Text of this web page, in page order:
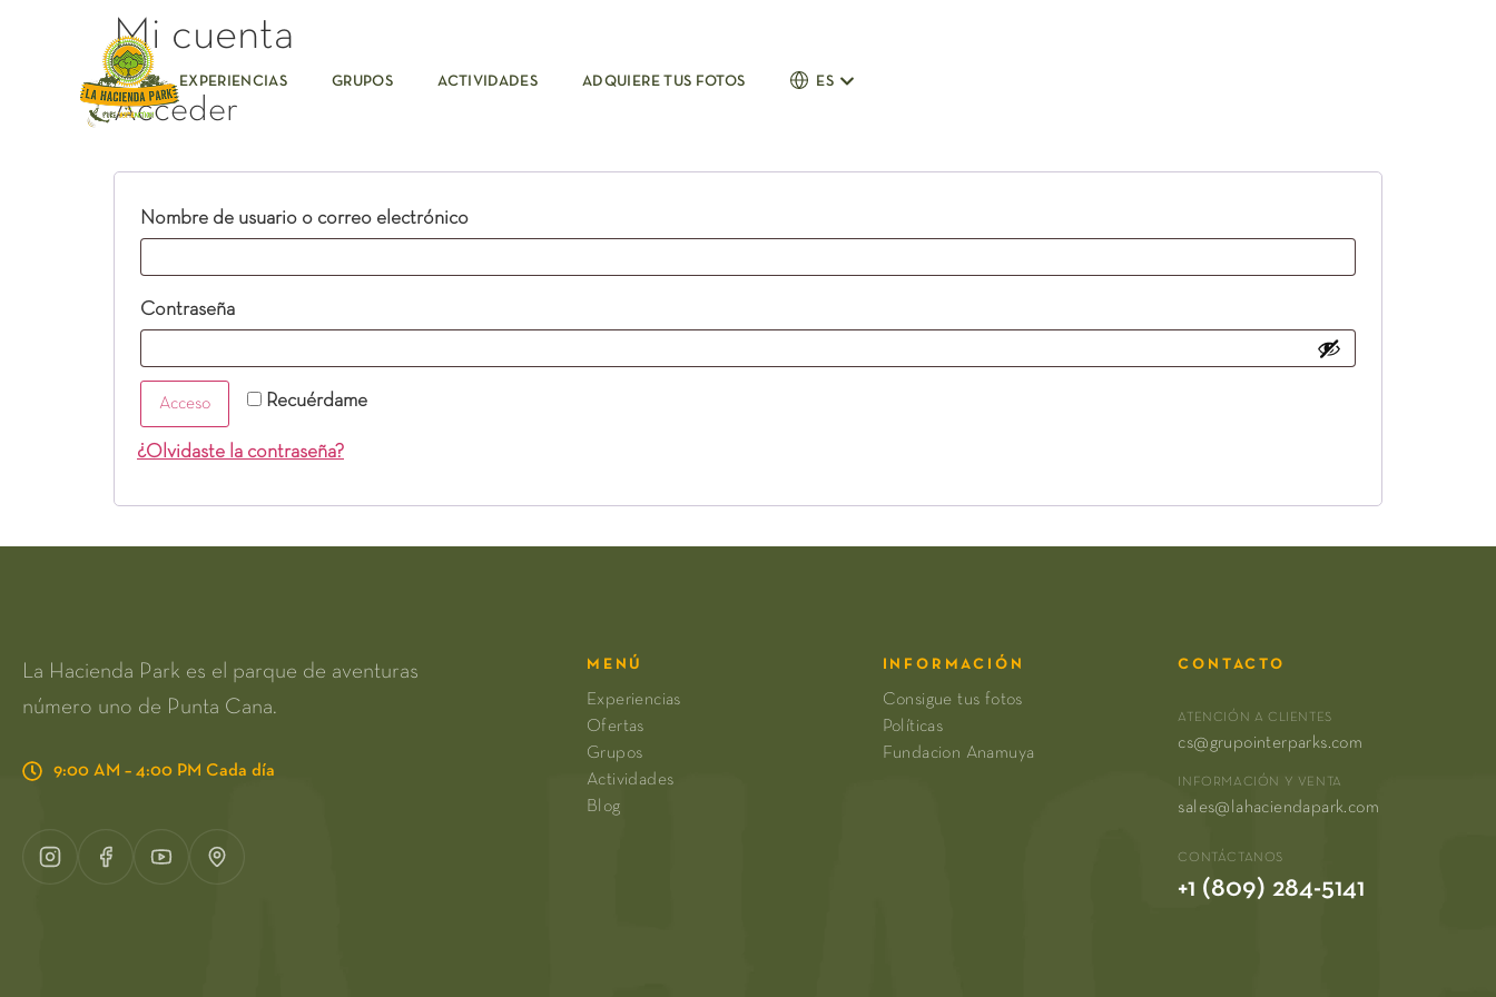
EXPERIENCIAS GRUPOS ACTIVIDADES ADQUIERE TUS FOTOS ES
Mi cuenta
Acceder
Nombre de usuario o correo electrónico
Contraseña
Recuérdame
Acceso
¿Olvidaste la contraseña?
La Hacienda Park es el parque de aventuras
número uno de Punta Cana.
9:00 AM – 4:00 PM Cada día
MENÚ
Experiencias
Ofertas
Grupos
Actividades
Blog
INFORMACIÓN
Consigue tus fotos
Políticas
Fundacion Anamuya
CONTACTO
ATENCIÓN A CLIENTES
cs@grupointerparks.com
INFORMACIÓN Y VENTA
sales@lahaciendapark.com
CONTÁCTANOS
+1 (809) 284-5141